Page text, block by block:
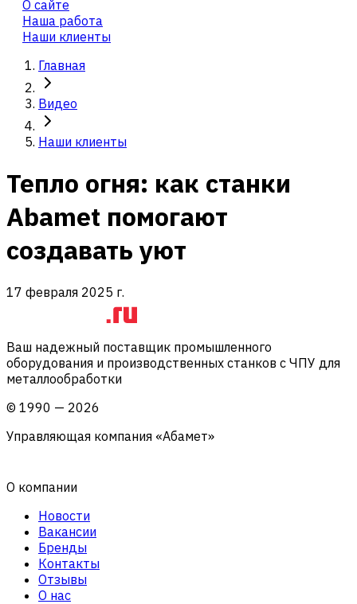
О сайте
Наша работа
Наши клиенты
Главная
Видео
Наши клиенты
Тепло огня: как станки
Abamet помогают
создавать уют
17 февраля 2025 г.
Ваш надежный поставщик промышленного
оборудования и производственных станков с ЧПУ для
металлообработки
© 1990 — 2026
Управляющая компания «Абамет»
О компании
Новости
Вакансии
Бренды
Контакты
Отзывы
О нас